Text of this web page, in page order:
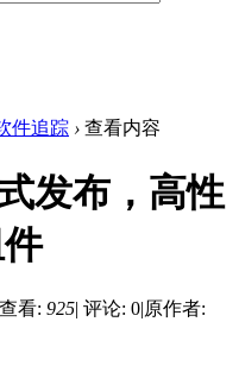
件追踪 › 查看内容
发布，高性
查看: 925| 评论: 0|原作者: